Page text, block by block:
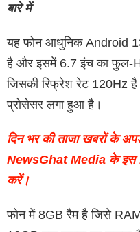
बारे में
यह फोन आधुनिक Android
है और इसमें 6.7 इंच का फुल-
जिसकी रिफ्रेश रेट 120Hz
प्रोसेसर लगा हुआ है।
दिन भर की ताजा खबरों के
NewsGhat Media के इस
करें।
फोन में 8GB रैम है जिसे